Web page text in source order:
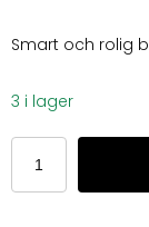
Smart och rolig
3 i lager
Lievick
Yume
Latte